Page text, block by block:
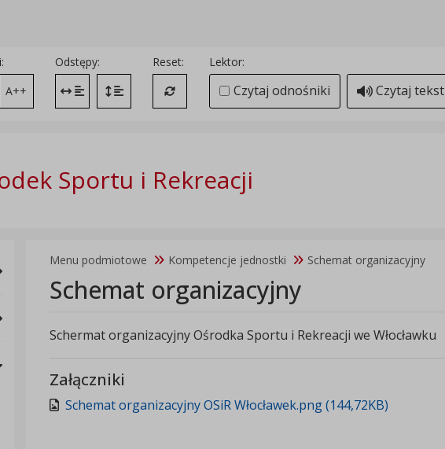
A++
Odstępy:
Zmień odstęp między literami
Zmień interlinię i margines między paragrafami
Reset:
Przywróć ustawienia domyślne
Lektor:
Czytaj odnośniki Czytaj tekst
Sportu i Rekreacji
Menu podmiotowe Kompetencje jednostki Schemat organizacyjny
Schemat organizacyjny
Schermat organizacyjny Ośrodka Sportu i Rekreacji we Włocławku
Załączniki
Schemat organizacyjny OSiR Włocławek.png (144,72KB)